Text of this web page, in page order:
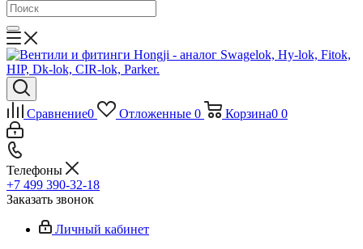
Сравнение0 Отложенные 0 Корзина0 0
Телефоны
+7 499 390-32-18
Заказать звонок
Личный кабинет